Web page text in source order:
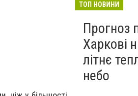
ТОП НОВИНИ
Прогноз
Харкові
літнє
небо